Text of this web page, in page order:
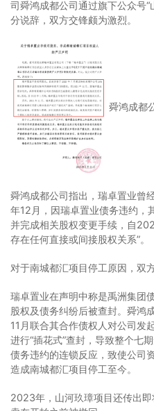
司舜鸿成都公司通过旗下公众号
分说辞，双方交锋颇为激烈。
舜鸿成都
舜鸿成都公司指出，瑞卓置业曾
年12月，因瑞卓置业债务违约，
并完成相关股权变更手续，自
存在任何直接或间接股权关系”。
对于南城都汇项目停工原因，双
瑞卓置业在声明中称是禹洲集团
股权及债务纠纷后被查封。舜鸿
11月联合其合作债权人对公司发
进行“插花式”查封，导致整个七
债务违约的连锁反应，致使公司
造成南城都汇项目停工至今。
2023年，山河玖璋项目还传出